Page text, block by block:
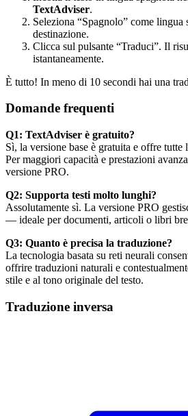
TextAdviser.
Seleziona “Spagnolo” come lingua
destinazione.
Clicca sul pulsante “Traduci”. Il
istantaneamente.
È tutto! In meno di 10 secondi hai una
Domande frequenti
Q1: TextAdviser è gratuito?
Sì, la versione base è gratuita e offre
Per maggiori capacità e prestazioni
versione PRO.
Q2: Supporta testi molto lunghi?
Assolutamente sì. La versione PRO
— ideale per documenti, articoli o libri
Q3: Quanto è precisa la traduzione?
La tecnologia basata su reti neurali
offrire traduzioni naturali e
stile e al tono originale del testo.
Traduzione inversa